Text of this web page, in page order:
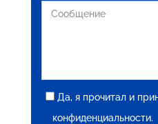
Да, я прочитал и
конфиденциальности.